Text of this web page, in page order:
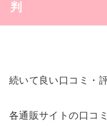
判
続いて良い口コミ・
各通販サイトの口コ